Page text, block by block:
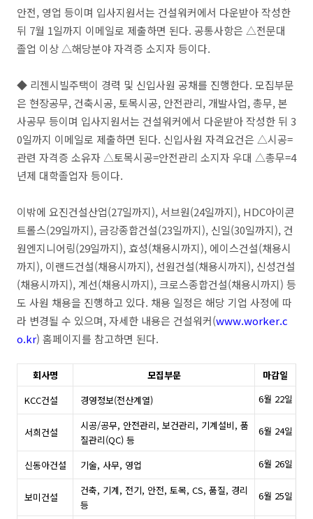
안전, 영업 등이며 입사지원서는 건설워커에서 다운받아 작성한
뒤 7월 1일까지 이메일로 제출하면 된다. 공통사항은 △전문대
졸업 이상 △해당분야 자격증 소지자 등이다.
◆ 리젠시빌주택이 경력 및 신입사원 공채를 진행한다. 모집부문
은 현장공무, 건축시공, 토목시공, 안전관리, 개발사업, 총무, 본
사공무 등이며 입사지원서는 건설워커에서 다운받아 작성한 뒤 3
0일까지 이메일로 제출하면 된다. 신입사원 자격요건은 △시공=
관련 자격증 소유자 △토목시공=안전관리 소지자 우대 △총무=4
년제 대학졸업자 등이다.
이밖에 요진건설산업(27일까지), 서브원(24일까지), HDC아이콘
트롤스(29일까지), 금강종합건설(23일까지), 신일(30일까지), 건
원엔지니어링(29일까지), 효성(채용시까지), 에이스건설(채용시
까지), 이랜드건설(채용시까지), 선원건설(채용시까지), 신성건설
(채용시까지), 계선(채용시까지), 크로스종합건설(채용시까지) 등
도 사원 채용을 진행하고 있다. 채용 일정은 해당 기업 사정에 따
라 변경될 수 있으며, 자세한 내용은 건설워커(www.worker.c
o.kr) 홈페이지를 참고하면 된다.
회사명 모집부문
마감일
KCC건설
경영정보(전산계열) 6월 22일
서희건설
시공/공무, 안전관리, 보건관리, 기계설비, 품
질관리(QC) 등
6월 24일
신동아건설 기술, 사무, 영업 6월 26일
보미건설
건축, 기계, 전기, 안전, 토목, CS, 품질, 경리
등
6월 25일